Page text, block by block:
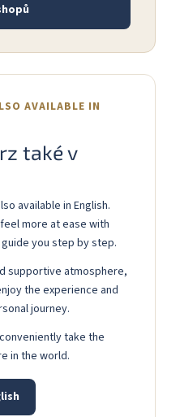
AVAILABLE IN
také v
available in English.
more at ease with
you step by step.
supportive atmosphere,
the experience and
journey.
take the
in the world.